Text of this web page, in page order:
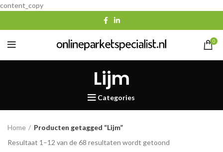
content_copy
0
Lijm
Categories
Home
Producten getagged “Lijm”
Resultaat 1–12 van de 68 resultaten wordt getoond